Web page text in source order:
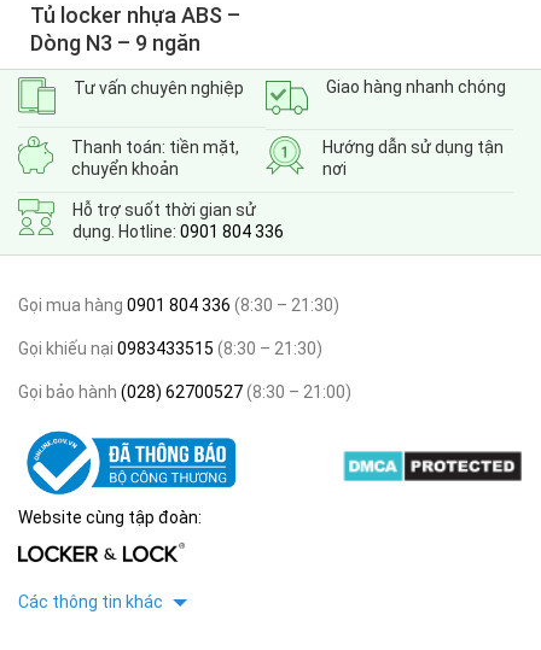
Tủ locker nhựa ABS –
Dòng N3 – 9 ngăn
Tư vấn chuyên nghiệp Giao hàng nhanh chóng
Thanh toán: tiền mặt,
chuyển khoản
Hướng dẫn sử dụng tận
nơi
Hỗ trợ suốt thời gian sử
dụng. Hotline: 0901 804 336
Gọi mua hàng 0901 804 336 (8:30 – 21:30)
Gọi khiếu nại 0983433515 (8:30 – 21:30)
Gọi bảo hành (028) 62700527(8:30 – 21:00)
Website cùng tập đoàn:
Các thông tin khác